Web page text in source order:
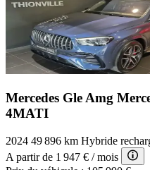
Mercedes Gle Amg
4MATI
2024 49 896 km Hybride
A partir de 1 947 € / mois